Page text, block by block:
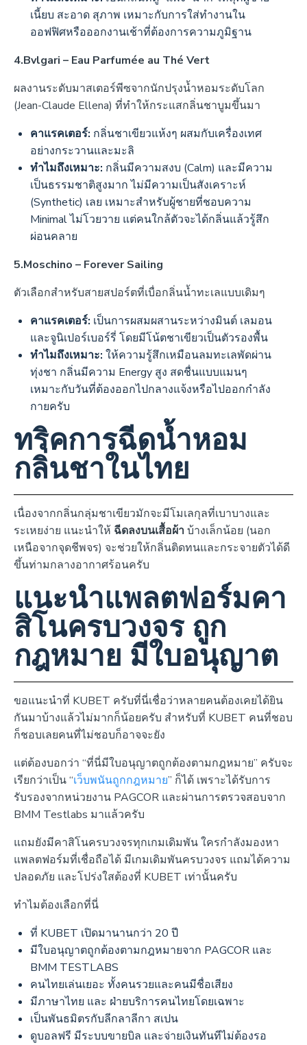
เนี้ยบ สะอาด สุภาพ เหมาะกับการใส่ทำงานใน
ออฟฟิศหรือออกงานเช้าที่ต้องการความภูมิฐาน
4.Bvlgari – Eau Parfumée au Thé Vert
ผลงานระดับมาสเตอร์พีซจากนักปรุงน้ำหอมระดับโลก
(Jean-Claude Ellena) ที่ทำให้กระแสกลิ่นชาบูมขึ้นมา
คาแรคเตอร์: กลิ่นชาเขียวแห้งๆ ผสมกับเครื่องเทศ
อย่างกระวานและมะลิ
ทำไมถึงเหมาะ: กลิ่นมีความสงบ (Calm) และมีความ
เป็นธรรมชาติสูงมาก ไม่มีความเป็นสังเคราะห์
(Synthetic) เลย เหมาะสำหรับผู้ชายที่ชอบความ
Minimal ไม่โวยวาย แต่คนใกล้ตัวจะได้กลิ่นแล้วรู้สึก
ผ่อนคลาย
5.Moschino – Forever Sailing
ตัวเลือกสำหรับสายสปอร์ตที่เบื่อกลิ่นน้ำทะเลแบบเดิมๆ
คาแรคเตอร์: เป็นการผสมผสานระหว่างมินต์ เลมอน
และจูนิเปอร์เบอร์รี่ โดยมีโน้ตชาเขียวเป็นตัวรองพื้น
ทำไมถึงเหมาะ: ให้ความรู้สึกเหมือนลมทะเลพัดผ่าน
ทุ่งชา กลิ่นมีความ Energy สูง สดชื่นแบบแมนๆ
เหมาะกับวันที่ต้องออกไปกลางแจ้งหรือไปออกกำลัง
กายครับ
ทริคการฉีดน้ำหอม
กลิ่นชาในไทย
เนื่องจากกลิ่นกลุ่มชาเขียวมักจะมีโมเลกุลที่เบาบางและ
ระเหยง่าย แนะนำให้ ฉีดลงบนเสื้อผ้าบ้างเล็กน้อย (นอก
เหนือจากจุดชีพจร) จะช่วยให้กลิ่นติดทนและกระจายตัวได้ดี
ขึ้นท่ามกลางอากาศร้อนครับ
แนะนำแพลตฟอร์มคา
สิโนครบวงจร ถูก
กฎหมาย มีใบอนุญาต
ขอแนะนำที่ KUBET ครับที่นี่เชื่อว่าหลายคนต้องเคยได้ยิน
กันมาบ้างแล้วไม่มากก็น้อยครับ สำหรับที่ KUBET คนที่ชอบ
ก็ชอบเลยคนที่ไม่ชอบก็อาจจะยัง
แต่ต้องบอกว่า “ที่นี่มีใบอนุญาตถูกต้องตามกฎหมาย” ครับจะ
เรียกว่าเป็น “เว็บพนันถูกกฎหมาย” ก็ได้ เพราะได้รับการ
รับรองจากหน่วยงาน PAGCOR และผ่านการตรวจสอบจาก
BMM Testlabs มาแล้วครับ
แถมยังมีคาสิโนครบวงจรทุกเกมเดิมพัน ใครกำลังมองหา
แพลตฟอร์มที่เชื่อถือได้ มีเกมเดิมพันครบวงจร แถมได้ความ
ปลอดภัย และโปร่งใสต้องที่ KUBET เท่านั้นครับ
ทำไมต้องเลือกที่นี่
ที่ KUBET เปิดมานานกว่า 20 ปี
มีใบอนุญาตถูกต้องตามกฎหมายจาก PAGCOR และ
BMM TESTLABS
คนไทยเล่นเยอะ ทั้งคนรวยและคนมีชื่อเสียง
มีภาษาไทย และ ฝ่ายบริการคนไทยโดยเฉพาะ
เป็นพันธมิตรกับลีกลาลีกา สเปน
ดูบอลฟรี มีระบบขายบิล และจ่ายเงินทันทีไม่ต้องรอ